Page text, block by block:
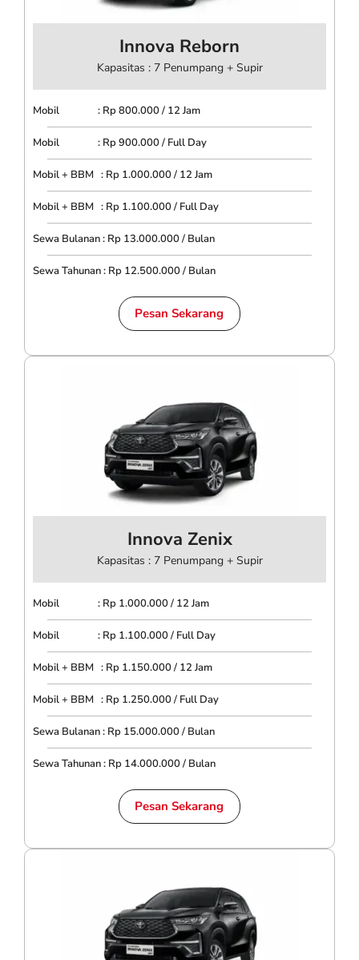
Innova Reborn
Kapasitas : 7 Penumpang + Supir
Mobil : Rp 800.000 / 12 Jam
Mobil : Rp 900.000 / Full Day
Mobil + BBM : Rp 1.000.000 / 12 Jam
Mobil + BBM : Rp 1.100.000 / Full Day
Sewa Bulanan : Rp 13.000.000 / Bulan
Sewa Tahunan : Rp 12.500.000 / Bulan
Pesan Sekarang
Innova Zenix
Kapasitas : 7 Penumpang + Supir
Mobil : Rp 1.000.000 / 12 Jam
Mobil : Rp 1.100.000 / Full Day
Mobil + BBM : Rp 1.150.000 / 12 Jam
Mobil + BBM : Rp 1.250.000 / Full Day
Sewa Bulanan : Rp 15.000.000 / Bulan
Sewa Tahunan : Rp 14.000.000 / Bulan
Pesan Sekarang